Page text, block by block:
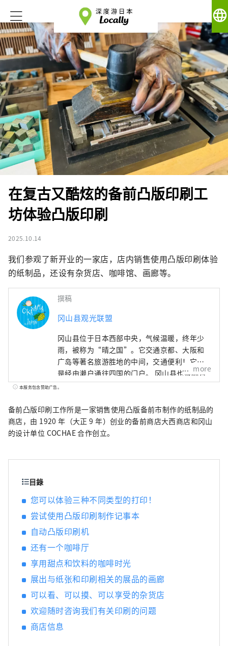
language
在复古又酷炫的备前凸版印刷工
坊体验凸版印刷
2025.10.14
我们参观了新开业的一家店，店内销售使用凸版印刷体验
的纸制品，还设有杂货店、咖啡馆、画廊等。
撰稿
冈山县观光联盟
冈山县位于日本西部中央，气候温暖，终年少
雨，被称为“晴之国”。它交通京都、大阪和
广岛等著名旅游胜地的中间，交通便利！它也
是经由濑户通往四国的门户。 冈山县也被称为
“水果冈山”，在濑户内温暖的气候下，阳光
最高品质的。 您可以品尝白桃、麝香葡萄、先
锋葡萄等时令水果！ 冈山还拥有世界级的旅游
景点，包括冈山城、日本三大名园之一的冈山
more
本服务包含赞助广告。
备前凸版印刷工作所是一家销售使用凸版备前市制作的纸制品的
商店，由 1920 年（大正 9 年）创业的备前商店大西商店和冈山
的设计单位 COCHAE 合作创立。
目錄
您可以体验三种不同类型的打印！
尝试使用凸版印刷制作记事本
自动凸版印刷机
还有一个咖啡厅
享用甜点和饮料的咖啡时光
展出与纸张和印刷相关的展品的画廊
可以看、可以摸、可以享受的杂货店
欢迎随时咨询我们有关印刷的问题
商店信息